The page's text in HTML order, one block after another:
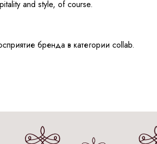
and style, of course.
бренда в категории collab.